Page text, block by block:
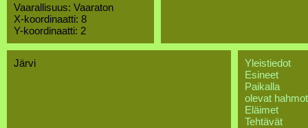
Vaarallisuus: Vaaraton
X-koordinaatti: 8
Y-koordinaatti: 2
Järvi
Yleistiedot
Esineet
Paikalla
olevat hahmot
Eläimet
Tehtävät